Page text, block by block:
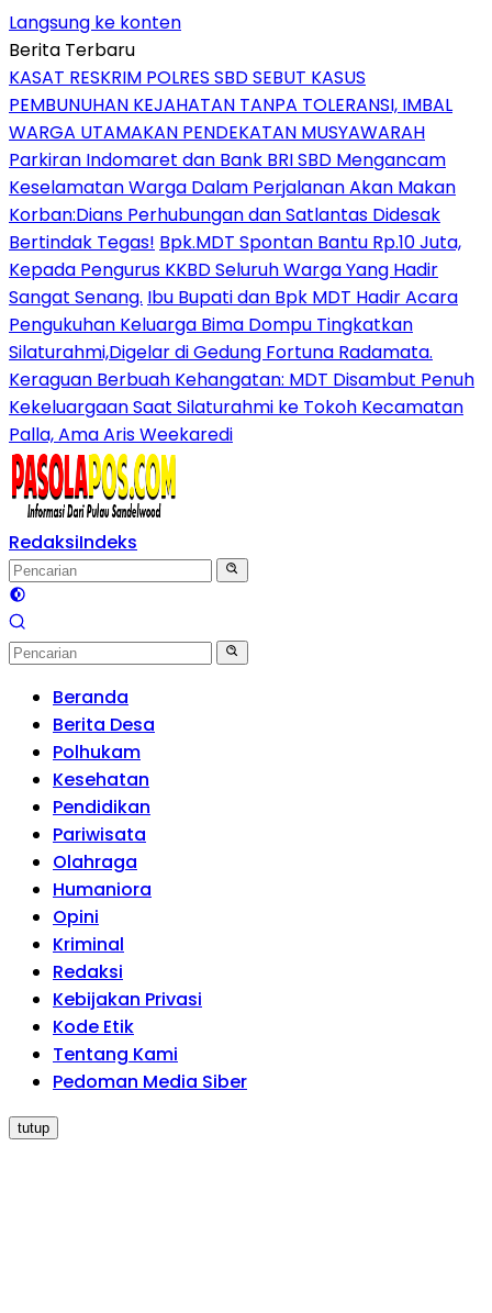
Langsung ke konten
Berita Terbaru
KASAT RESKRIM POLRES SBD SEBUT KASUS
PEMBUNUHAN KEJAHATAN TANPA TOLERANSI, IMBAL
WARGA UTAMAKAN PENDEKATAN MUSYAWARAH
Parkiran Indomaret dan Bank BRI SBD Mengancam
Keselamatan Warga Dalam Perjalanan Akan Makan
Korban:Dians Perhubungan dan Satlantas Didesak
Bertindak Tegas! Bpk.MDT Spontan Bantu Rp.10 Juta,
Kepada Pengurus KKBD Seluruh Warga Yang Hadir
Sangat Senang. Ibu Bupati dan Bpk MDT Hadir Acara
Pengukuhan Keluarga Bima Dompu Tingkatkan
Silaturahmi,Digelar di Gedung Fortuna Radamata.
Keraguan Berbuah Kehangatan: MDT Disambut Penuh
Kekeluargaan Saat Silaturahmi ke Tokoh Kecamatan
Palla, Ama Aris Weekaredi
RedaksiIndeks
Beranda
Berita Desa
Polhukam
Kesehatan
Pendidikan
Pariwisata
Olahraga
Humaniora
Opini
Kriminal
Redaksi
Kebijakan Privasi
Kode Etik
Tentang Kami
Pedoman Media Siber
tutup